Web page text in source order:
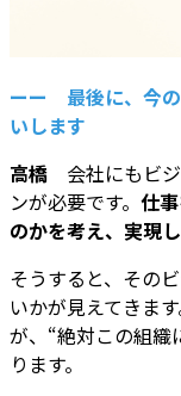
ーー 最後に、今の
いします
高橋 会社にもビ
ンが必要です。 仕
のかを考え、実現
そうすると、その
いかが見えてきま
が、“絶対この組織
ります。